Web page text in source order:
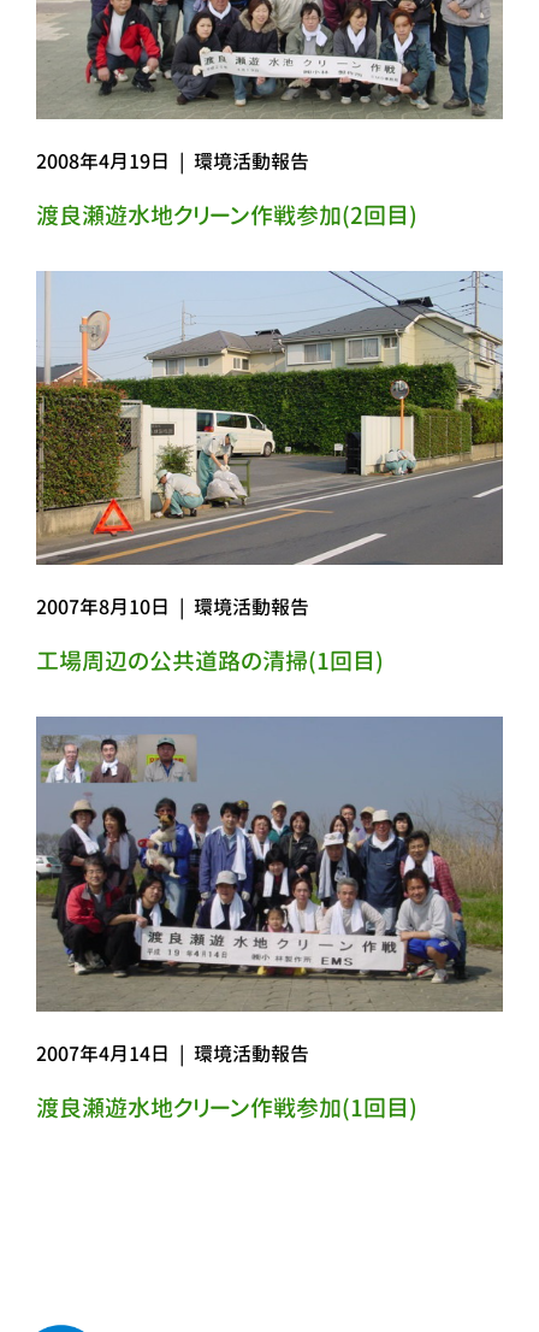
2008年4月19日 | 環境活動報告
渡良瀬遊水地クリーン作戦参加(2回目)
2007年8月10日 | 環境活動報告
工場周辺の公共道路の清掃(1回目)
2007年4月14日 | 環境活動報告
渡良瀬遊水地クリーン作戦参加(1回目)